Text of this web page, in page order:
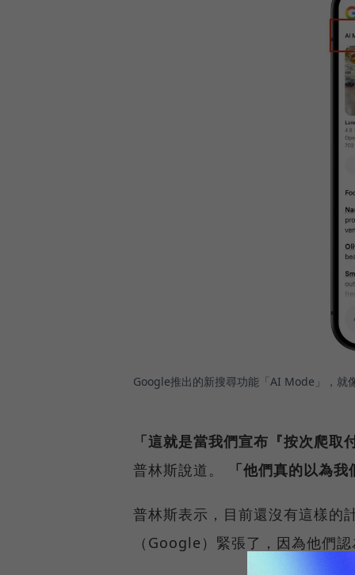
Google推出的新搜尋功能「AI Mode」，
「這就是當我們宣布『按次爬
普林斯說道。
「他們真的以為
普林斯表示，目前還沒有這樣
（Google）緊張了，因為他們